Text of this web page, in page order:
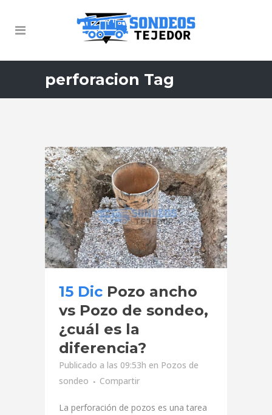
perforacion Tag
15 Dic Pozo ancho
vs Pozo de sondeo,
¿cuál es la
diferencia?
Publicado a las 09:53h en Pozos de
sondeo
Compartir
La perforación de pozos es una tarea